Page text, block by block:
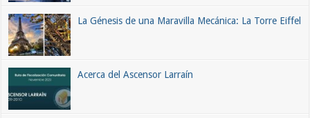
La Génesis de una Maravilla Mecánica: La Torre Eiffel
Acerca del Ascensor Larraín